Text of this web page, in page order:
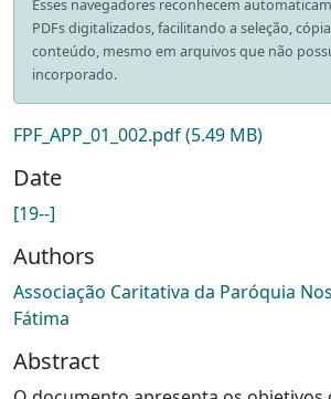
Esses navegadores reconhecem
PDFs digitalizados, facilitando a seleção,
conteúdo, mesmo em arquivos que não
incorporado.
FPF_APP_01_002.pdf(5.49 MB)
Date
[19--]
Authors
Associação Caritativa da Paróquia
Fátima
Abstract